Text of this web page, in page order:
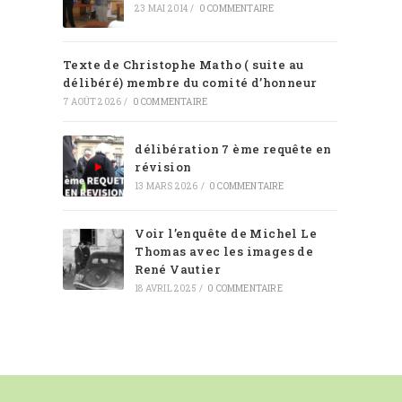
23 MAI 2014 / 0 COMMENTAIRE
Texte de Christophe Matho ( suite au
délibéré) membre du comité d’honneur
7 AOÛT 2026 / 0 COMMENTAIRE
délibération 7 ème requête en
révision
13 MARS 2026 / 0 COMMENTAIRE
Voir l’enquête de Michel Le
Thomas avec les images de
René Vautier
18 AVRIL 2025 / 0 COMMENTAIRE